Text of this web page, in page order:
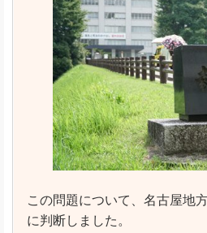
この問題について、名古屋地
に判断しました。